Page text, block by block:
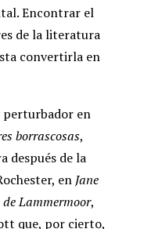
Encontrar el
de la literatura
convertirla en
perturbador en
borrascosas,
después de la
en Jane
Lammermoor,
que, por cierto,